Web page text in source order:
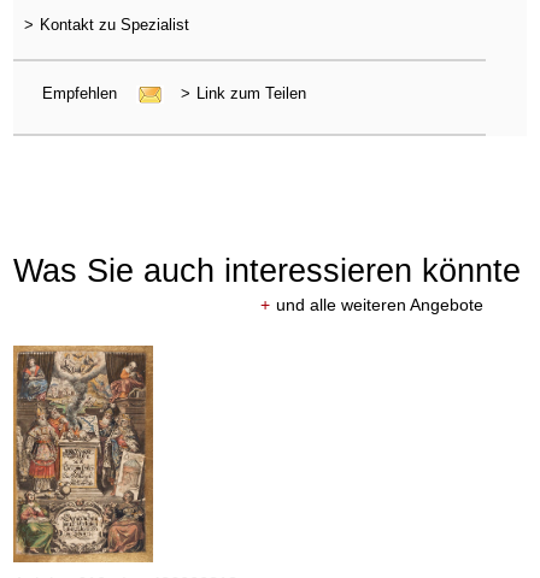
> Kontakt zu Spezialist
Empfehlen > Link zum Teilen
Was Sie auch interessieren könnte
+ und alle weiteren Angebote